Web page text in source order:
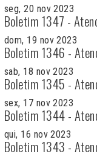
seg, 20 nov 2023
Boletim 1347 -
dom, 19 nov 2023
Boletim 1346 -
sab, 18 nov 2023
Boletim 1345 -
sex, 17 nov 2023
Boletim 1344 -
qui, 16 nov 2023
Boletim 1343 -